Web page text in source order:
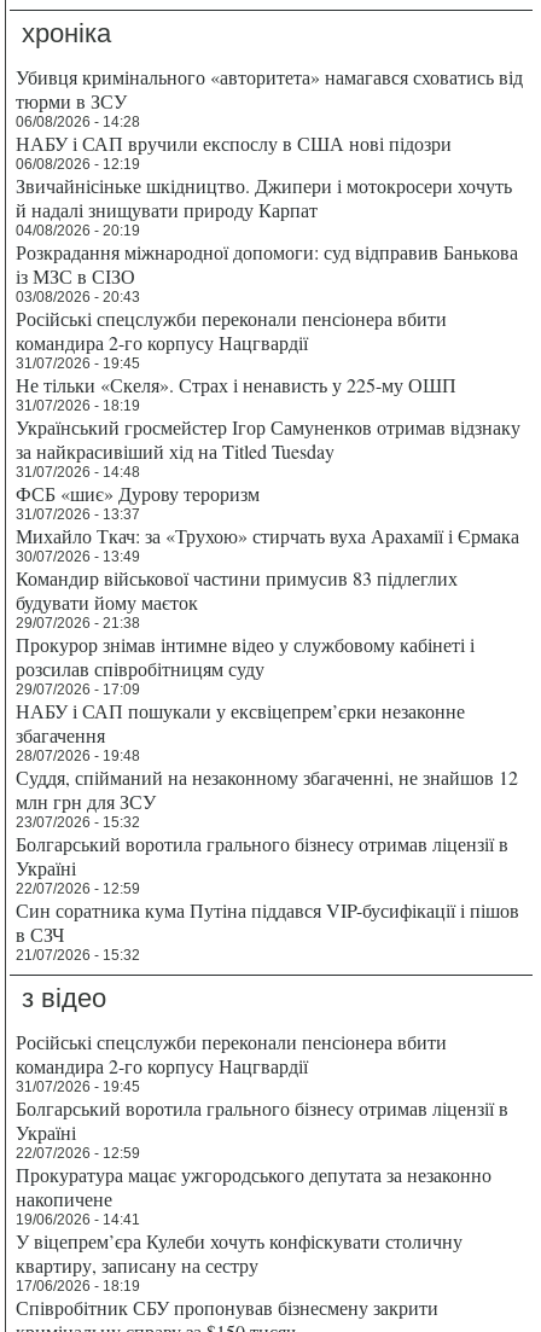
хроніка
Убивця кримінального «авторитета» намагався сховатись від
тюрми в ЗСУ
06/08/2026 - 14:28
НАБУ і САП вручили експослу в США нові підозри
06/08/2026 - 12:19
Звичайнісіньке шкідництво. Джипери і мотокросери хочуть
й надалі знищувати природу Карпат
04/08/2026 - 20:19
Розкрадання міжнародної допомоги: суд відправив Банькова
із МЗС в СІЗО
03/08/2026 - 20:43
Російські спецслужби переконали пенсіонера вбити
командира 2-го корпусу Нацгвардії
31/07/2026 - 19:45
Не тільки «Скеля». Страх і ненависть у 225-му ОШП
31/07/2026 - 18:19
Український гросмейстер Ігор Самуненков отримав відзнаку
за найкрасивіший хід на Titled Tuesday
31/07/2026 - 14:48
ФСБ «шиє» Дурову тероризм
31/07/2026 - 13:37
Михайло Ткач: за «Трухою» стирчать вуха Арахамії і Єрмака
30/07/2026 - 13:49
Командир військової частини примусив 83 підлеглих
будувати йому маєток
29/07/2026 - 21:38
Прокурор знімав інтимне відео у службовому кабінеті і
розсилав співробітницям суду
29/07/2026 - 17:09
НАБУ і САП пошукали у ексвіцепрем’єрки незаконне
збагачення
28/07/2026 - 19:48
Суддя, спійманий на незаконному збагаченні, не знайшов 12
млн грн для ЗСУ
23/07/2026 - 15:32
Болгарський воротила грального бізнесу отримав ліцензії в
Україні
22/07/2026 - 12:59
Син соратника кума Путіна піддався VIP-бусифікації і пішов
в СЗЧ
21/07/2026 - 15:32
з відео
Російські спецслужби переконали пенсіонера вбити
командира 2-го корпусу Нацгвардії
31/07/2026 - 19:45
Болгарський воротила грального бізнесу отримав ліцензії в
Україні
22/07/2026 - 12:59
Прокуратура мацає ужгородського депутата за незаконно
накопичене
19/06/2026 - 14:41
У віцепрем’єра Кулеби хочуть конфіскувати столичну
квартиру, записану на сестру
17/06/2026 - 18:19
Співробітник СБУ пропонував бізнесмену закрити